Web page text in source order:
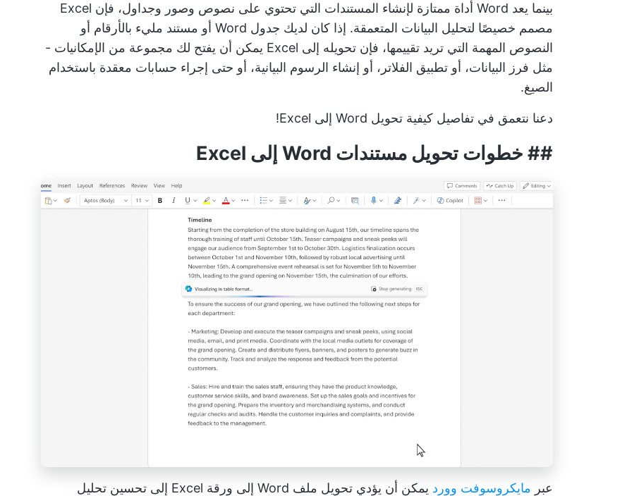
بينما يعد Word أداة ممتازة لإنشاء المستندات التي تحتوي على نصوص وصور وجداول، فإن Excel
مصمم خصيصًا لتحليل البيانات المتعمقة. إذا كان لديك جدول Word أو مستند مليء بالأرقام أو
النصوص المهمة التي تريد تقييمها، فإن تحويله إلى Excel يمكن أن يفتح لك مجموعة من الإمكانيات -
مثل فرز البيانات، أو تطبيق الفلاتر، أو إنشاء الرسوم البيانية، أو حتى إجراء حسابات معقدة باستخدام
الصيغ.
دعنا نتعمق في تفاصيل كيفية تحويل Word إلى Excel!
## خطوات تحويل مستندات Word إلى Excel
عبر مايكروسوفت وورد
يمكن أن يؤدي تحويل ملف Word إلى ورقة Excel إلى تحسين تحليل